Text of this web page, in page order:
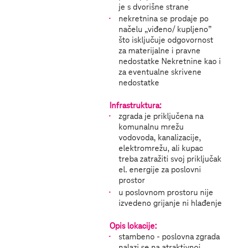
je s dvorišne strane
nekretnina se prodaje po
načelu „viđeno/ kupljeno”
što isključuje odgovornost
za materijalne i pravne
nedostatke Nekretnine kao i
za eventualne skrivene
nedostatke
Infrastruktura:
zgrada je priključena na
komunalnu mrežu
vodovoda, kanalizacije,
elektromrežu, ali kupac
treba zatražiti svoj priključak
el. energije za poslovni
prostor
u poslovnom prostoru nije
izvedeno grijanje ni hlađenje
Opis lokacije:
stambeno - poslovna zgrada